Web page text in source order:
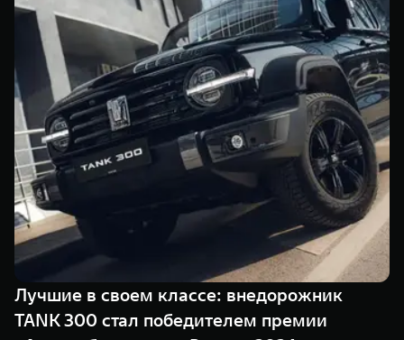
TANK 500
Веди за собой
от 6 499 000 ₽
TANK 700
Сила
от 10 199
TANK Финансы
Корпоративным клиентам
TANK ФИНАНСЫ
TANK Кредит
TANK Лизинг
TANK Страхование
Сервис
Специальные предложения
Моторные масла
ЦИФРОВЫЕ СЕРВИСЫ TANK
Цифровые сервисы TANK
Подписки
Лучшие в своем классе: внедорожник
TANK 300 стал победителем премии